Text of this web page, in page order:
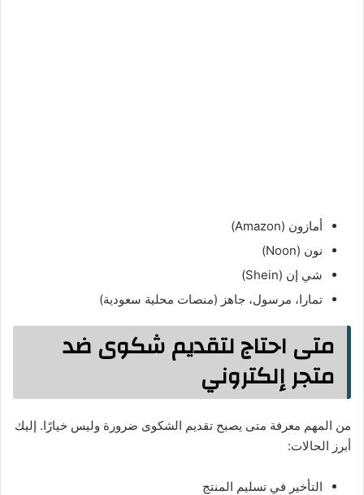
أمازون (Amazon)
نون (Noon)
شي إن (Shein)
تمارا، مرسول، جاهز (منصات محلية سعودية)
متى احتاج لتقديم شكوى ضد
متجر إلكتروني
من المهم معرفة متى يصبح تقديم الشكوى ضرورة وليس خيارًا. إليك
أبرز الحالات:
التأخير في تسليم المنتج